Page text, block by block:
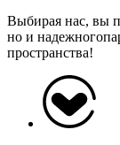
Выбирая нас, вы
но и
пространства!